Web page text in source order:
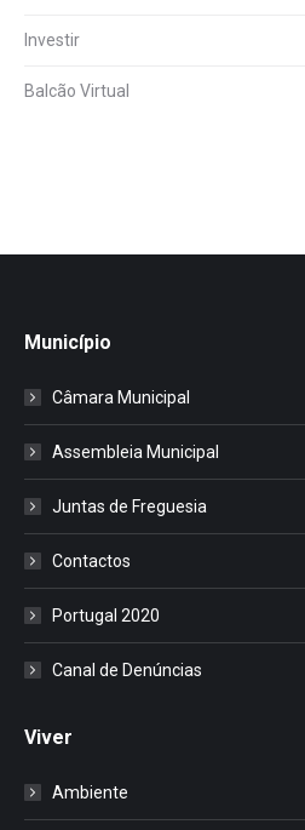
Investir
Balcão Virtual
Município
Câmara Municipal
Assembleia Municipal
Juntas de Freguesia
Contactos
Portugal 2020
Canal de Denúncias
Viver
Ambiente